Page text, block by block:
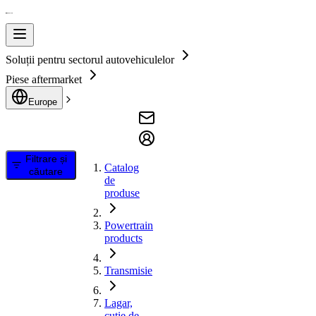
Soluții pentru sectorul autovehiculelor
Piese aftermarket
Europe
Filtrare și
căutare
Catalog
de
produse
Powertrain
products
Transmisie
Lagar,